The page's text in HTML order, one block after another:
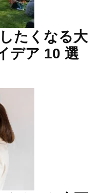
たくなる大
デア 10 選